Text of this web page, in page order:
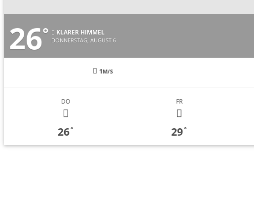
26° KLARER HIMMEL
DONNERSTAG, AUGUST 6
1M/S
DO
26°
FR
29°